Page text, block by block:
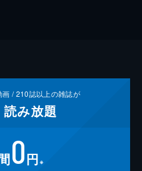
画 /210誌以上の雑誌が
読み放題
0円 ※